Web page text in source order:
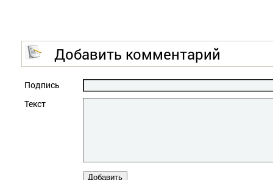
Добавить комментарий
Подпись
Текст